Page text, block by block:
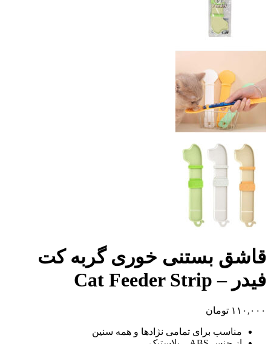
قاشق بستنی خوری گربه کت
فیدر – Cat Feeder Strip
۱۱۰,۰۰۰ تومان
مناسب برای تمامی نژادها و همه سنین